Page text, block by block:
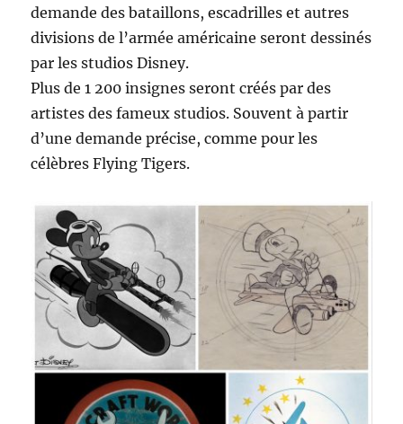
demande des bataillons, escadrilles et autres
divisions de l’armée américaine seront dessinés
par les studios Disney.
Plus de 1 200 insignes seront créés par des
artistes des fameux studios. Souvent à partir
d’une demande précise, comme pour les
célèbres Flying Tigers.